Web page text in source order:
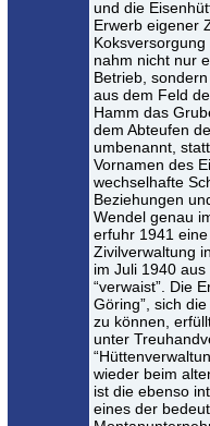
und die
Erwerb eigener
nahm nicht nur
Betrieb,
aus dem Feld
Hamm das
dem Abteufen
umbenannt,
Vornamen des
wechselhafte
Beziehungen
Wendel genau
erfuhr 1941
Zivilverwaltung
im Juli 1940
“verwaist”. Die
Göring”, sich
zu können,
unter
wieder beim
ist die ebenso
eines der